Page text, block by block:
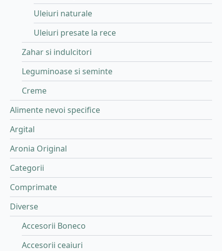
Uleiuri naturale
Uleiuri presate la rece
Zahar si indulcitori
Leguminoase si seminte
Creme
Alimente nevoi specifice
Argital
Aronia Original
Categorii
Comprimate
Diverse
Accesorii Boneco
Accesorii ceaiuri